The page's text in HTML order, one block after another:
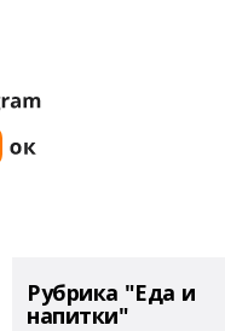
Рубрика "Еда и
напитки"